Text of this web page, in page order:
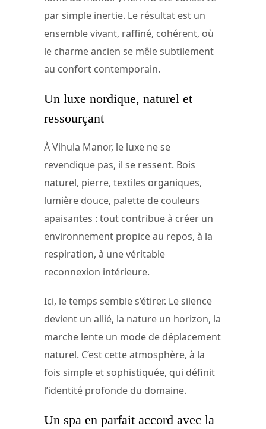
par simple inertie. Le résultat est un
ensemble vivant, raffiné, cohérent, où
le charme ancien se mêle subtilement
au confort contemporain.
Un luxe nordique, naturel et
ressourçant
À Vihula Manor, le luxe ne se
revendique pas, il se ressent. Bois
naturel, pierre, textiles organiques,
lumière douce, palette de couleurs
apaisantes : tout contribue à créer un
environnement propice au repos, à la
respiration, à une véritable
reconnexion intérieure.
Ici, le temps semble s’étirer. Le silence
devient un allié, la nature un horizon, la
marche lente un mode de déplacement
naturel. C’est cette atmosphère, à la
fois simple et sophistiquée, qui définit
l’identité profonde du domaine.
Un spa en parfait accord avec la